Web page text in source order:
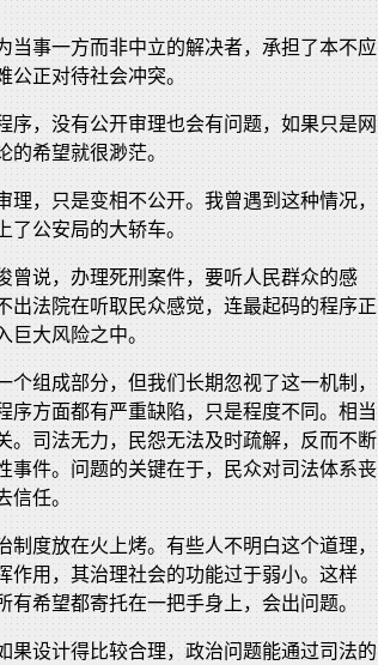
当事一方而非中立的解决者，承担了本不应
公正对待社会冲突。
序，没有公开审理也会有问题，如果只是网
的希望就很渺茫。
理，只是变相不公开。我曾遇到这种情况，
了公安局的大轿车。
曾说，办理死刑案件，要听人民群众的感
出法院在听取民众感觉，连最起码的程序正
巨大风险之中。
个组成部分，但我们长期忽视了这一机制，
序方面都有严重缺陷，只是程度不同。相当
。司法无力，民怨无法及时疏解，反而不断
事件。问题的关键在于，民众对司法体系丧
信任。
制度放在火上烤。有些人不明白这个道理，
作用，其治理社会的功能过于弱小。这样
有希望都寄托在一把手身上，会出问题。
果设计得比较合理，政治问题能通过司法的